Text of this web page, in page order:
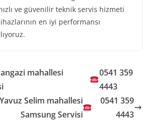
ve güvenilir teknik servis hizmeti
en iyi performansı
mahallesi
0541 359
4443
Selim mahallesi
Samsung Servisi
0541 359
4443